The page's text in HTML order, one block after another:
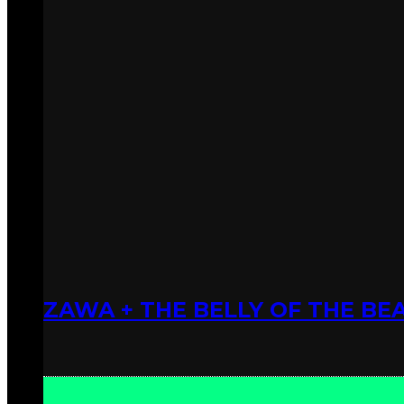
ZAWA + THE BELLY OF THE